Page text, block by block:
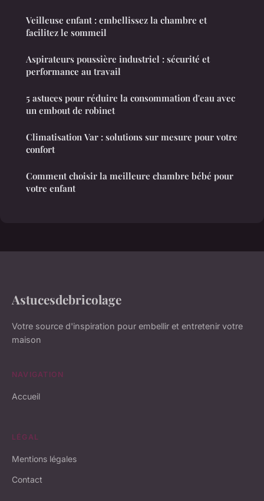
Veilleuse enfant : embellissez la chambre et
facilitez le sommeil
Aspirateurs poussière industriel : sécurité et
performance au travail
5 astuces pour réduire la consommation d'eau avec
un embout de robinet
Climatisation Var : solutions sur mesure pour votre
confort
Comment choisir la meilleure chambre bébé pour
votre enfant
Astucesdebricolage
Votre source d'inspiration pour embellir et entretenir votre
maison
NAVIGATION
Accueil
LÉGAL
Mentions légales
Contact